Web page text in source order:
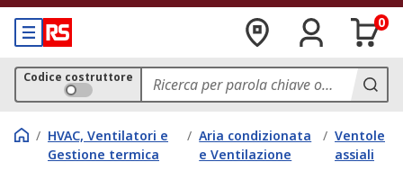
0
Codice costruttore
/ HVAC, Ventilatori e
Gestione termica
/ Aria condizionata
e Ventilazione
/ Ventole
assiali